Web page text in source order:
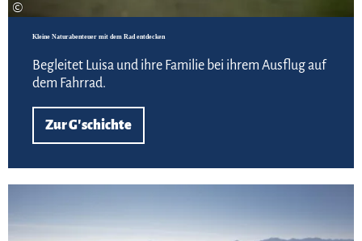
©
Kleine Naturabenteuer mit dem Rad entdecken
Begleitet Luisa und ihre Familie bei ihrem Ausflug auf
dem Fahrrad.
Zur G'schichte